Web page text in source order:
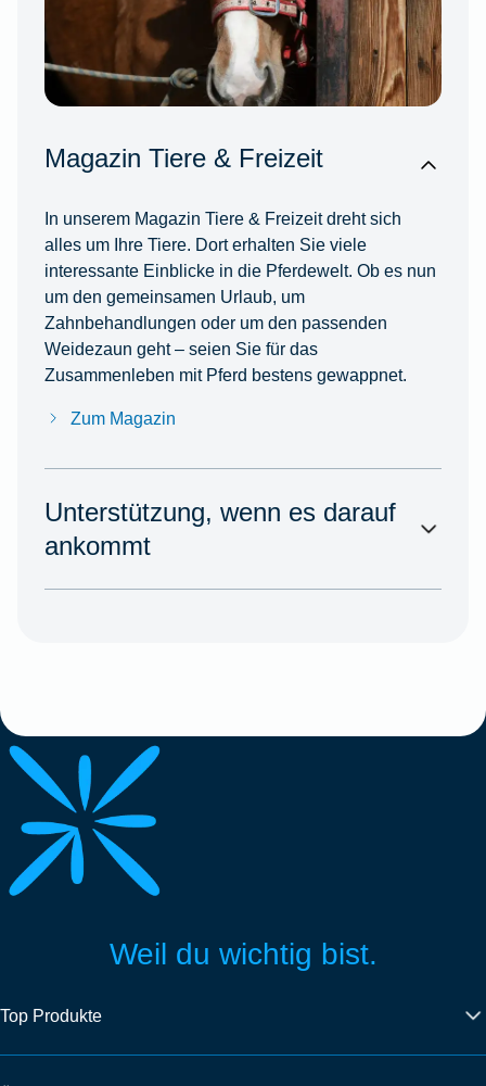
Magazin Tiere & Freizeit
In unserem Magazin Tiere & Freizeit dreht sich
alles um Ihre Tiere. Dort erhalten Sie viele
interessante Einblicke in die Pferdewelt. Ob es nun
um den gemeinsamen Urlaub, um
Zahnbehandlungen oder um den passenden
Weidezaun geht – seien Sie für das
Zusammenleben mit Pferd bestens gewappnet.
Zum Magazin
Unterstützung, wenn es darauf
ankommt
Weil du wichtig bist.
Top Produkte